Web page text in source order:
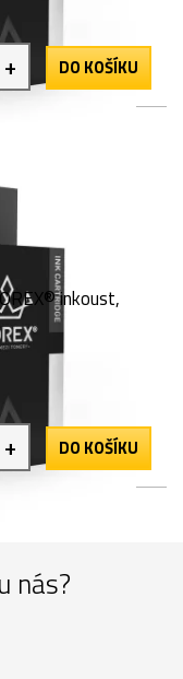
+ DO KOŠÍKU
inkoust,
+ DO KOŠÍKU
nás?